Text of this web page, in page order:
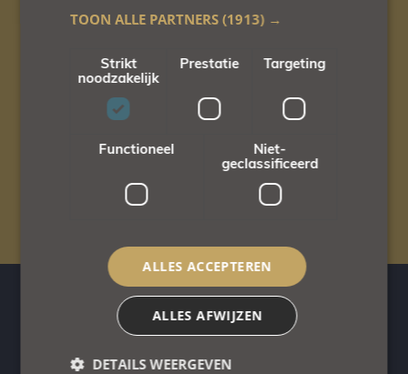
Veilige parkeerplaats
Honden welkom
Monique & Wim
TOON ALLE PARTNERS(1913) →
Strikt
noodzakelijk
Prestatie Targeting
Functioneel
Niet-
geclassificeerd
ALLES ACCEPTEREN
ALLES AFWIJZEN
DETAILS WEERGEVEN